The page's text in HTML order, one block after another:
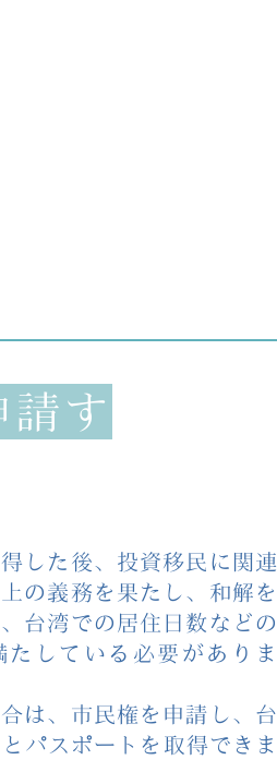
す
した後、投資移民に関連
の義務を果たし、和解を
台湾での居住日数などの
たしている必要がありま
は、市民権を申請し、台
パスポートを取得できま